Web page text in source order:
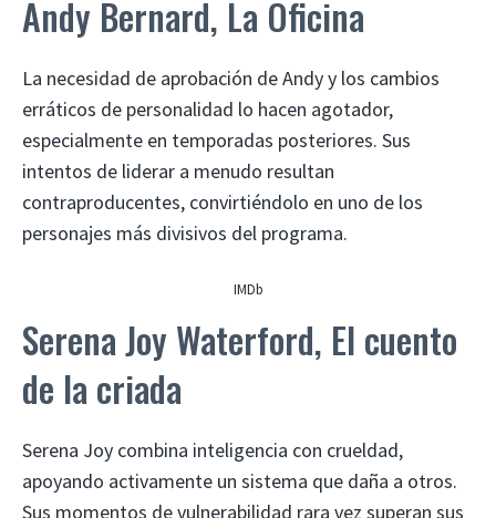
Andy Bernard, La Oficina
La necesidad de aprobación de Andy y los cambios
erráticos de personalidad lo hacen agotador,
especialmente en temporadas posteriores. Sus
intentos de liderar a menudo resultan
contraproducentes, convirtiéndolo en uno de los
personajes más divisivos del programa.
IMDb
Serena Joy Waterford, El cuento
de la criada
Serena Joy combina inteligencia con crueldad,
apoyando activamente un sistema que daña a otros.
Sus momentos de vulnerabilidad rara vez superan sus